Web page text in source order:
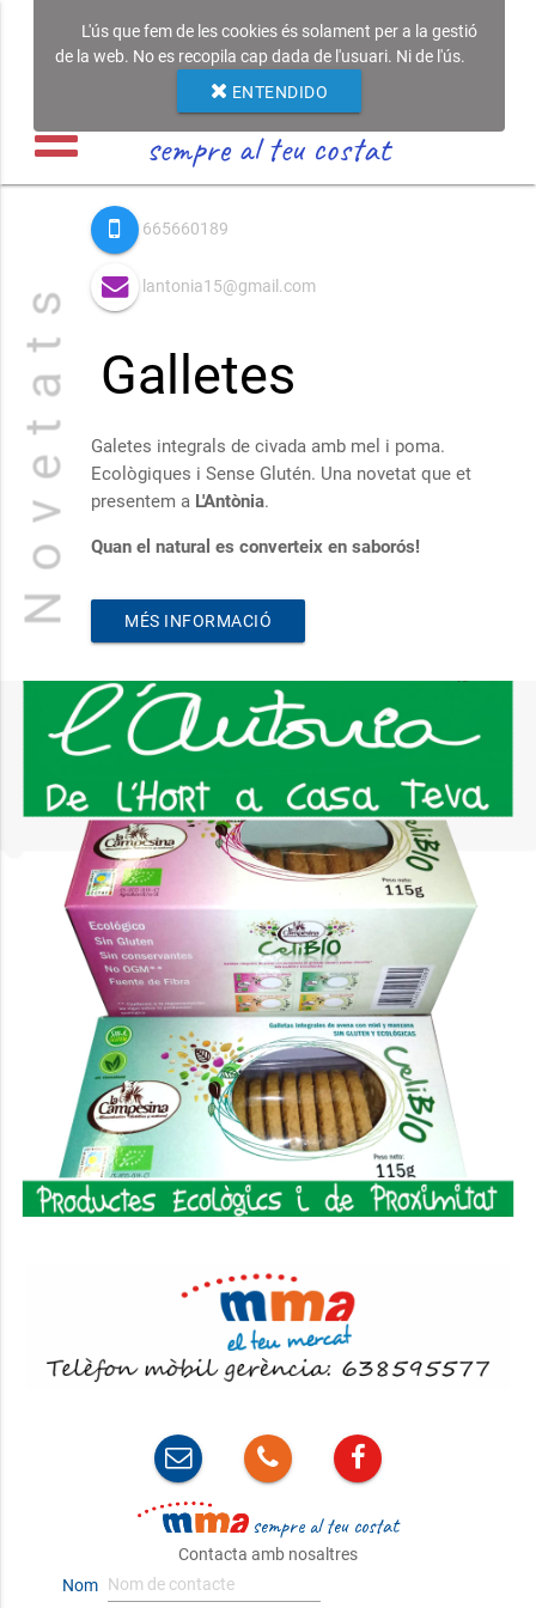
L'ús que fem de les cookies és solament per a la gestió
de la web. No es recopila cap dada de l'usuari. Ni de l'ús.
ENTENDIDO
sempre al teu costat
N o v e t a t s
665660189
lantonia15@gmail.com
Galletes
Galetes integrals de civada amb mel i poma.
Ecològiques i Sense Glutén. Una novetat que et
presentem a L'Antònia.
Quan el natural es converteix en saborós!
MÉS INFORMACIÓ
sempre al teu costat
Contacta amb nosaltres
Nom